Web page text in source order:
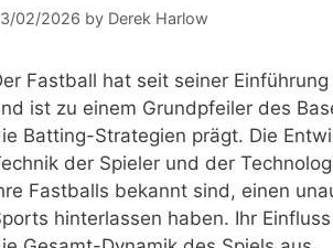
02/2026 by Derek Harlow
Fastball hat seit seiner
ist zu einem Grundpfeiler des
Batting-Strategien prägt. Die
der Spieler und der
Fastballs bekannt sind, einen
hinterlassen haben. Ihr